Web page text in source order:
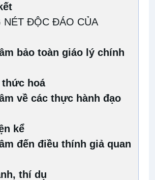
NÉT ĐỘC ĐÁO CỦA
bảo toàn giáo lý chính
thức hoá
về các thực hành đạo
kể
đến điều thính giả quan
thí dụ